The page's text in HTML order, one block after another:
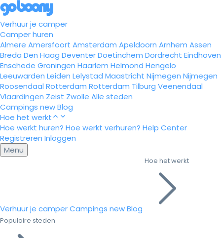
Verhuur je camper
Camper huren
Almere Amersfoort Amsterdam Apeldoorn Arnhem Assen
Breda Den Haag DeventerDoetinchem Dordrecht Eindhoven
Enschede Groningen Haarlem Helmond Hengelo
Leeuwarden Leiden Lelystad Maastricht Nijmegen Nijmegen
Roosendaal Rotterdam Rotterdam Tilburg Veenendaal
Vlaardingen Zeist Zwolle Alle steden
Campings newBlog
Hoe het werkt
Hoe werkt huren? Hoe werkt verhuren? Help Center
Registreren Inloggen
Menu
Verhuur je camperCampings newBlog
Hoe het werkt
Populaire steden